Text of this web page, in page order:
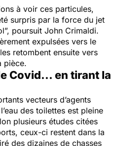
à voir ces particules,
surpris par la force du jet
”, poursuit John Crimaldi.
expulsées vers le
retombent ensuite vers
pièce.
Covid... en tirant la
vecteurs d’agents
des toilettes est pleine
plusieurs études citées
ceux-ci restent dans la
des dizaines de chasses